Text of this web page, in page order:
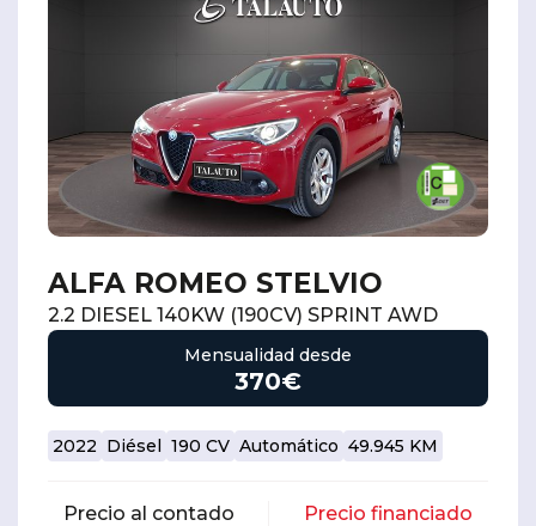
ALFA ROMEO STELVIO
2.2 DIESEL 140KW (190CV) SPRINT AWD
Mensualidad desde
370€
2022 Diésel 190 CV Automático 49.945 KM
Precio al contado Precio financiado